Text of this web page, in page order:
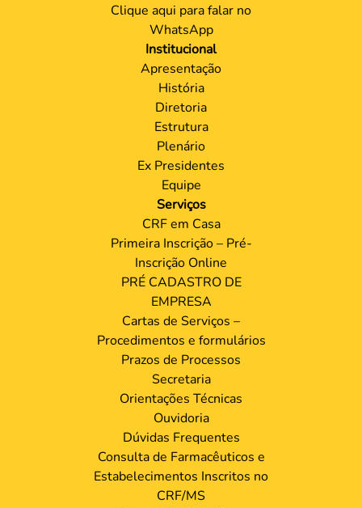
Clique aqui para falar no
WhatsApp
Institucional
Apresentação
História
Diretoria
Estrutura
Plenário
Ex Presidentes
Equipe
Serviços
CRF em Casa
Primeira Inscrição – Pré-
Inscrição Online
PRÉ CADASTRO DE
EMPRESA
Cartas de Serviços –
Procedimentos e formulários
Prazos de Processos
Secretaria
Orientações Técnicas
Ouvidoria
Dúvidas Frequentes
Consulta de Farmacêuticos e
Estabelecimentos Inscritos no
CRF/MS